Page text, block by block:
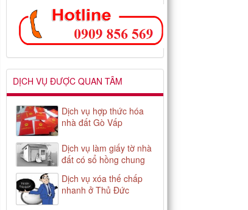
DỊCH VỤ ĐƯỢC QUAN TÂM
Dịch vụ hợp thức hóa
nhà đất Gò Vấp
Dịch vụ làm giấy tờ nhà
đất có sổ hồng chung
Dịch vụ xóa thế chấp
nhanh ở Thủ Đức